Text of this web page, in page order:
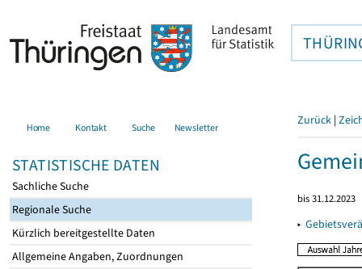
Home Kontakt Suche Newsletter
STATISTISCHE DATEN
Sachliche Suche
Regionale Suche
Kürzlich bereitgestellte Daten
Allgemeine Angaben, Zuordnungen
Zurück |
bis 31.12.2023
▸